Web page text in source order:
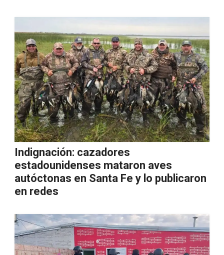
Indignación: cazadores
estadounidenses mataron aves
autóctonas en Santa Fe y lo publicaron
en redes